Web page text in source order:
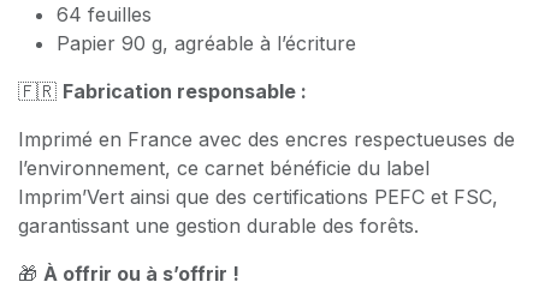
64 feuilles
Papier 90 g, agréable à l’écriture
🇫🇷 Fabrication responsable :
Imprimé en France avec des encres respectueuses de
l’environnement, ce carnet bénéficie du label
Imprim’Vert ainsi que des certifications PEFC et FSC,
garantissant une gestion durable des forêts.
🎁 À offrir ou à s’offrir !